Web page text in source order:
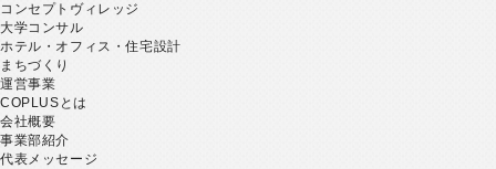
コンセプトヴィレッジ
大学コンサル
ホテル・オフィス・住宅設計
まちづくり
運営事業
COPLUSとは
会社概要
事業部紹介
代表メッセージ